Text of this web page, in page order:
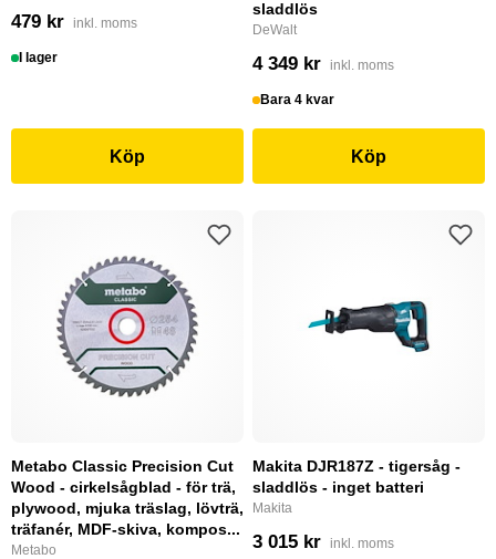
479 kr inkl. moms
I lager
Köp
sladdlös
DeWalt
4 349 kr inkl. moms
Bara 4 kvar
Köp
Metabo Classic Precision Cut
Wood - cirkelsågblad - för trä,
plywood, mjuka träslag, lövträ,
träfanér, MDF-skiva, kompos...
Metabo
Makita DJR187Z - tigersåg -
sladdlös - inget batteri
Makita
3 015 kr inkl. moms